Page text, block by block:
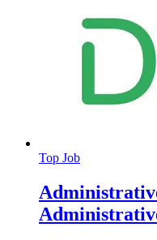
Top Job